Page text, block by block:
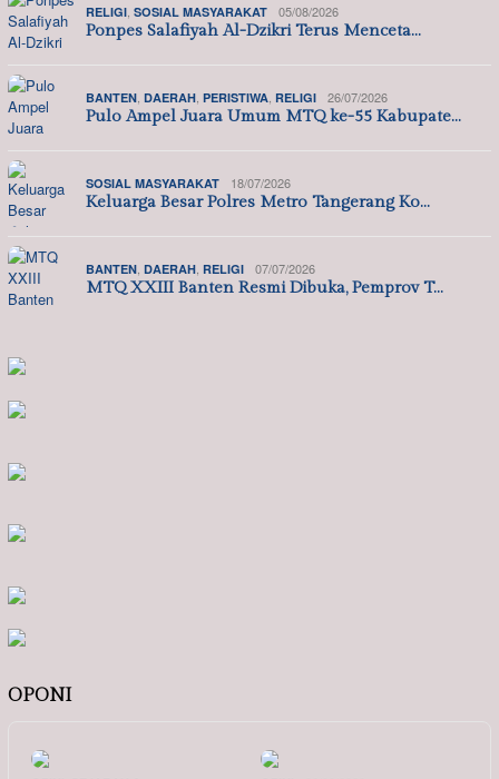
RELIGI SOSIAL MASYARAKAT 05/08/2026
Ponpes Salafiyah Al-Dzikri Terus Menceta…
BANTEN DAERAH PERISTIWA RELIGI 26/07/2026
Pulo Ampel Juara Umum MTQ ke-55 Kabupate…
SOSIAL MASYARAKAT 18/07/2026
Keluarga Besar Polres Metro Tangerang Ko…
BANTEN DAERAH RELIGI 07/07/2026
MTQ XXIII Banten Resmi Dibuka, Pemprov T…
OPONI